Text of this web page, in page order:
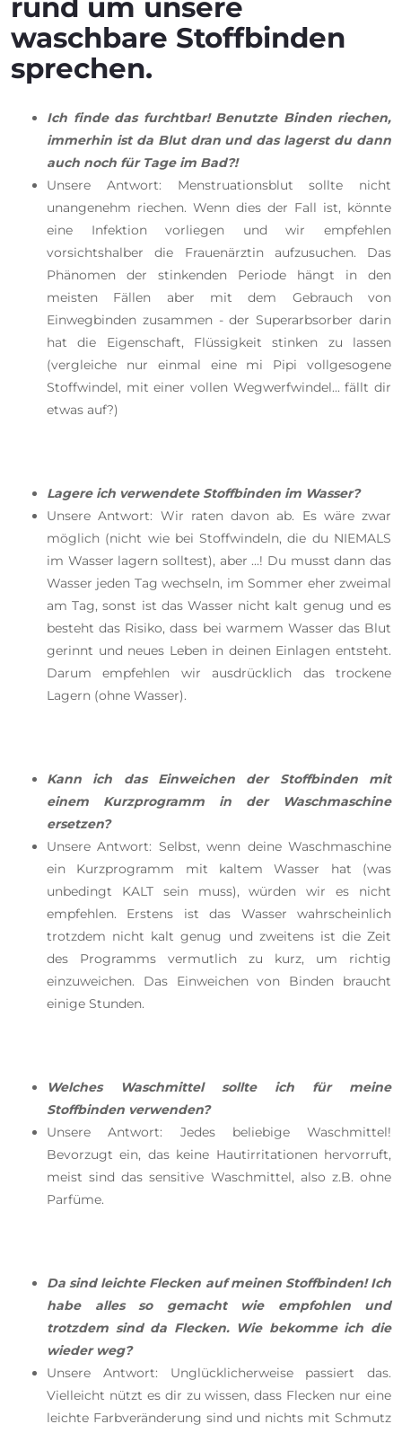
rund um unsere
waschbare Stoffbinden
sprechen.
Ich finde das furchtbar! Benutzte Binden riechen,
immerhin ist da Blut dran und das lagerst du dann
auch noch für Tage im Bad?!
Unsere Antwort: Menstruationsblut sollte nicht
unangenehm riechen. Wenn dies der Fall ist, könnte
eine Infektion vorliegen und wir empfehlen
vorsichtshalber die Frauenärztin aufzusuchen. Das
Phänomen der stinkenden Periode hängt in den
meisten Fällen aber mit dem Gebrauch von
Einwegbinden zusammen - der Superarbsorber darin
hat die Eigenschaft, Flüssigkeit stinken zu lassen
(vergleiche nur einmal eine mi Pipi vollgesogene
Stoffwindel, mit einer vollen Wegwerfwindel... fällt dir
etwas auf?)
Lagere ich verwendete Stoffbinden im Wasser?
Unsere Antwort: Wir raten davon ab. Es wäre zwar
möglich (nicht wie bei Stoffwindeln, die du NIEMALS
im Wasser lagern solltest), aber ...! Du musst dann das
Wasser jeden Tag wechseln, im Sommer eher zweimal
am Tag, sonst ist das Wasser nicht kalt genug und es
besteht das Risiko, dass bei warmem Wasser das Blut
gerinnt und neues Leben in deinen Einlagen entsteht.
Darum empfehlen wir ausdrücklich das trockene
Lagern (ohne Wasser).
Kann ich das Einweichen der Stoffbinden mit
einem Kurzprogramm in der Waschmaschine
ersetzen?
Unsere Antwort: Selbst, wenn deine Waschmaschine
ein Kurzprogramm mit kaltem Wasser hat (was
unbedingt KALT sein muss), würden wir es nicht
empfehlen. Erstens ist das Wasser wahrscheinlich
trotzdem nicht kalt genug und zweitens ist die Zeit
des Programms vermutlich zu kurz, um richtig
einzuweichen. Das Einweichen von Binden braucht
einige Stunden.
Welches Waschmittel sollte ich für meine
Stoffbinden verwenden?
Unsere Antwort: Jedes beliebige Waschmittel!
Bevorzugt ein, das keine Hautirritationen hervorruft,
meist sind das sensitive Waschmittel, also z.B. ohne
Parfüme.
Da sind leichte Flecken auf meinen Stoffbinden! Ich
habe alles so gemacht wie empfohlen und
trotzdem sind da Flecken. Wie bekomme ich die
wieder weg?
Unsere Antwort: Unglücklicherweise passiert das.
Vielleicht nützt es dir zu wissen, dass Flecken nur eine
leichte Farbveränderung sind und nichts mit Schmutz